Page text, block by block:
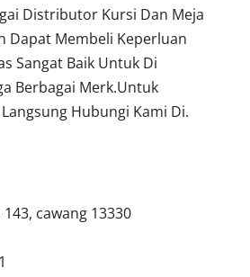
Distributor Kursi Dan Meja
Dapat Membeli Keperluan
Sangat Baik Untuk Di
Berbagai Merk.Untuk
Hubungi Kami Di.
143, cawang 13330